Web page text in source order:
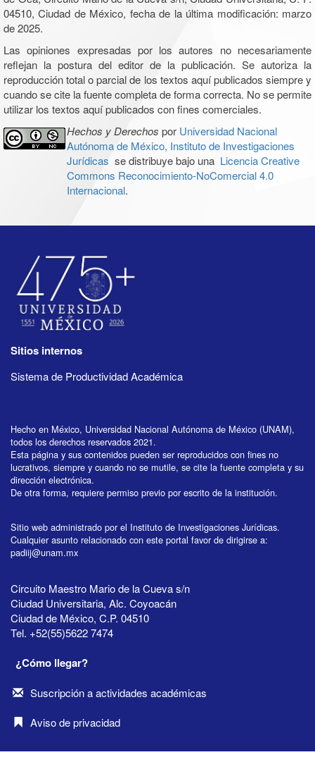
04510, Ciudad de México, fecha de la última modificación: marzo
de 2025.
Las opiniones expresadas por los autores no necesariamente
reflejan la postura del editor de la publicación. Se autoriza la
reproducción total o parcial de los textos aquí publicados siempre y
cuando se cite la fuente completa de forma correcta. No se permite
utilizar los textos aquí publicados con fines comerciales.
Hechos y Derechos por Universidad Nacional
Autónoma de México, Instituto de Investigaciones
Jurídicas se distribuye bajo una Licencia Creative
Commons Reconocimiento-NoComercial 4.0
Internacional.
Sitios internos
Sistema de Productividad Académica
Hecho en México, Universidad Nacional Autónoma de México (UNAM),
todos los derechos reservados 2021.
Esta página y sus contenidos pueden ser reproducidos con fines no
lucrativos, siempre y cuando no se mutile, se cite la fuente completa y su
dirección electrónica.
De otra forma, requiere permiso previo por escrito de la institución.
Sitio web administrado por el Instituto de Investigaciones Jurídicas.
Cualquier asunto relacionado con este portal favor de dirigirse a:
padiij@unam.mx
Circuito Maestro Mario de la Cueva s/n
Ciudad Universitaria, Alc. Coyoacán
Ciudad de México, C.P. 04510
Tel. +52(55)5622 7474
¿Cómo llegar?
Suscripción a actividades académicas
Aviso de privacidad